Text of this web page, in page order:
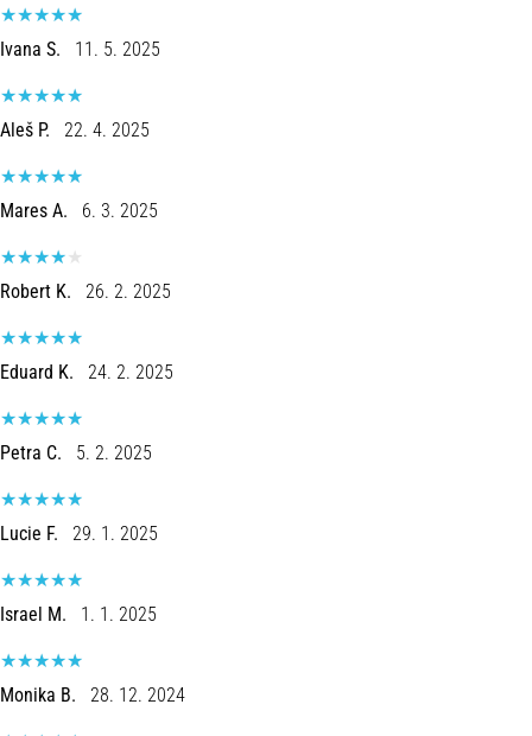
Mostrar
todos
artigos
Ivana S. 11. 5. 2025
Aleš P. 22. 4. 2025
Mares A. 6. 3. 2025
Robert K. 26. 2. 2025
Eduard K. 24. 2. 2025
Petra C. 5. 2. 2025
Lucie F. 29. 1. 2025
Israel M. 1. 1. 2025
Monika B. 28. 12. 2024